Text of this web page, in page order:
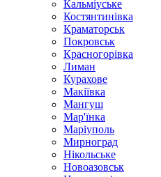
Кальміуське
Костянтинівка
Краматорськ
Покровськ
Красногорівка
Лиман
Курахове
Макіївка
Мангуш
Мар'їнка
Маріуполь
Мирноград
Нікольське
Новоазовськ